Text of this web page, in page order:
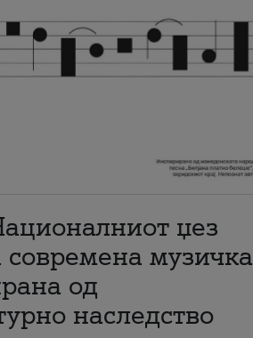
џез
современа музичка
од
наследство